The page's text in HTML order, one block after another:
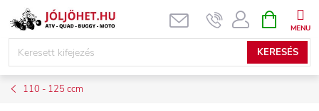
Ugrás
KERESÉS
KOSÁR
110 - 125 ccm